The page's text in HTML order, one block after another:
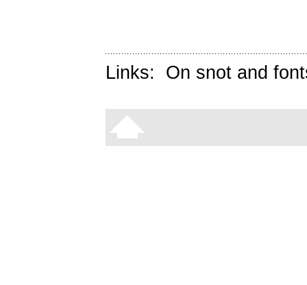
Links: On snot and